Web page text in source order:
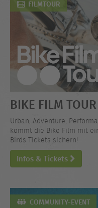
FILMTOUR
BIKE FILM
Urban, Adventure,
kommt die Bike Film mit
Birds Tickets sichern!
Infos & Tickets
COMMUNITY-EVENT